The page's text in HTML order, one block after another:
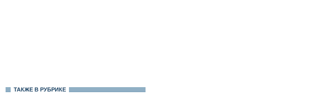
ТАКЖЕ В РУБРИКЕ